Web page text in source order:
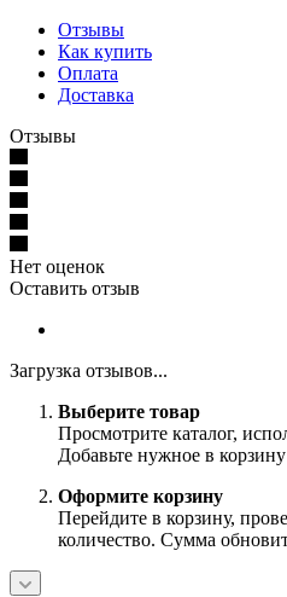
Отзывы
Как купить
Оплата
Доставка
Отзывы
Нет оценок
Оставить отзыв
Загрузка отзывов...
Выберите товар
Просмотрите каталог,
Добавьте нужное в
Оформите корзину
Перейдите в корзину,
количество. Сумма